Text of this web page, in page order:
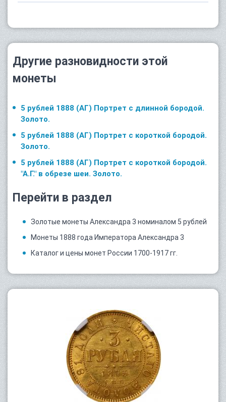
Другие разновидности этой
монеты
5 рублей 1888 (АГ) Портрет с длинной бородой.
Золото.
5 рублей 1888 (АГ) Портрет с короткой бородой.
Золото.
5 рублей 1888 (АГ) Портрет с короткой бородой.
"А.Г." в обрезе шеи. Золото.
Перейти в раздел
Золотые монеты Александра 3 номиналом 5 рублей
Монеты 1888 года Императора Александра 3
Каталог и цены монет России 1700-1917 гг.